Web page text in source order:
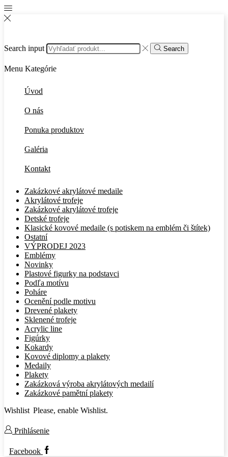
Search input Search
Menu Kategórie
Úvod
O nás
Ponuka produktov
Galéria
Kontakt
Zakázkové akrylátové medaile
Akrylátové trofeje
Zakázkové akrylátové trofeje
Detské trofeje
Klasické kovové medaile (s potiskem na emblém či štítek)
Ostatní
VÝPRODEJ 2023
Emblémy
Novinky
Plastové figurky na podstavci
Podľa motívu
Poháre
Ocenění podle motivu
Drevené plakety
Sklenené trofeje
Acrylic line
Figúrky
Kokardy
Kovové diplomy a plakety
Medaily
Plakety
Zakázková výroba akrylátových medailí
Zakázkové pamětní plakety
Wishlist Please, enable Wishlist.
Prihlásenie
Facebook